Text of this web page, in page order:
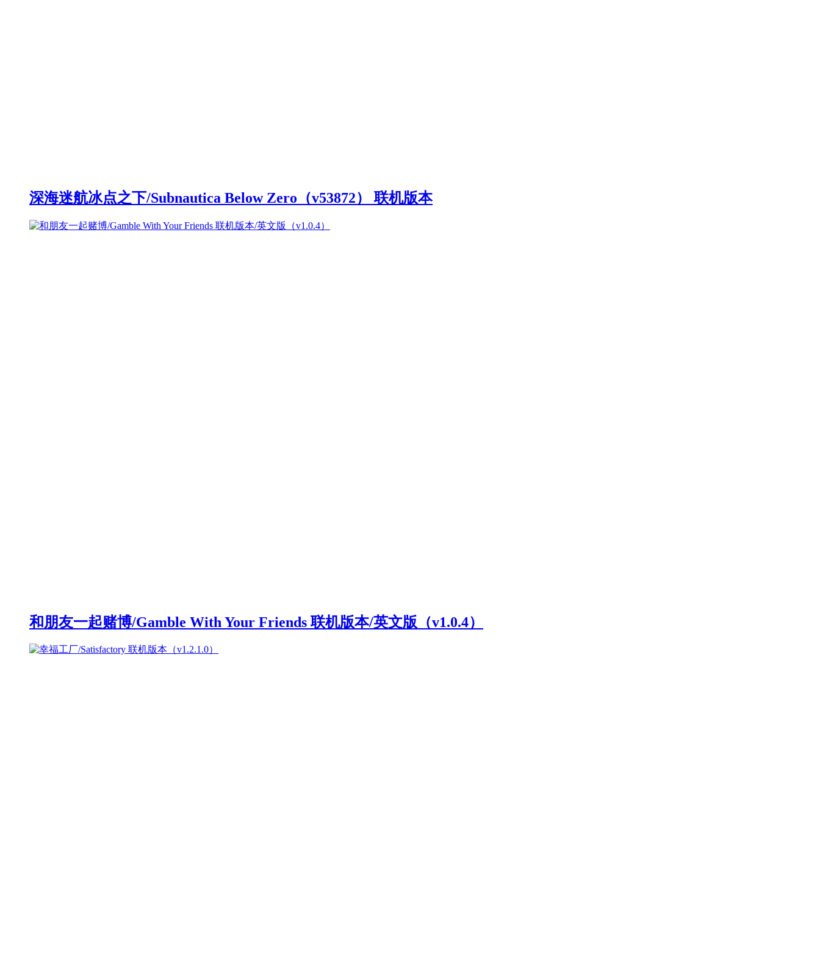
深海迷航冰点之下/Subnautica Below Zero（v53872） 联机版本
和朋友一起赌博/Gamble With Your Friends 联机版本/英文版（v1.0.4）